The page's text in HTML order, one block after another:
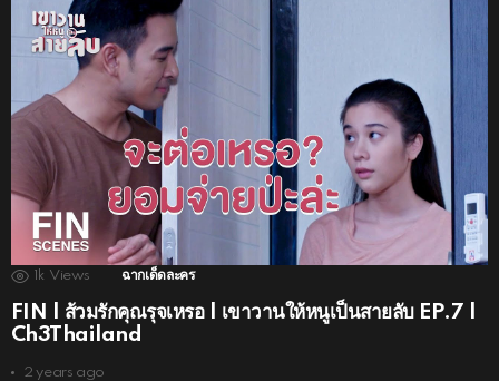
1k Views ฉากเด็ดละคร
FIN | ส้วมรักคุณรุจเหรอ | เขาวานให้หนูเป็นสายลับ EP.7 |
Ch3Thailand
2 years ago